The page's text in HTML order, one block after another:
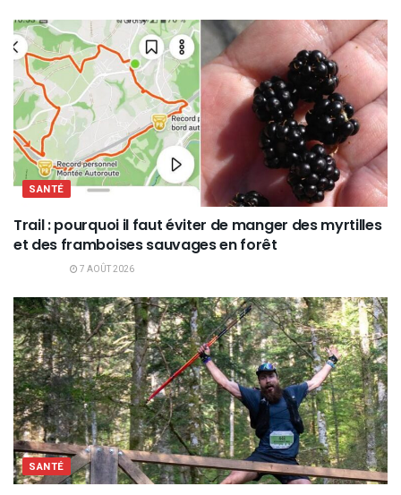
SANTÉ
Trail : pourquoi il faut éviter de manger des myrtilles
et des framboises sauvages en forêt
7 AOÛT 2026
SANTÉ